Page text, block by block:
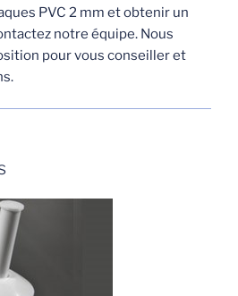
PVC 2 mm et obtenir un
notre équipe. Nous
pour vous conseiller et